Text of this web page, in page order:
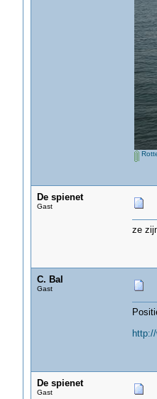
De spienet
Gast
ze
C. Bal
Gast
De spienet
Gast